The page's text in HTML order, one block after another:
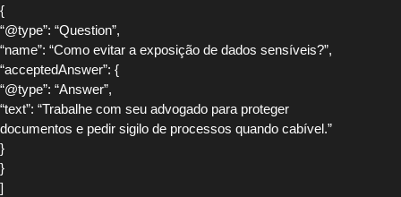
{
“@type”: “Question”,
“name”: “Como evitar a exposição de dados sensíveis?”,
“acceptedAnswer”: {
“@type”: “Answer”,
“text”: “Trabalhe com seu advogado para proteger
documentos e pedir sigilo de processos quando cabível.”
}
}
]